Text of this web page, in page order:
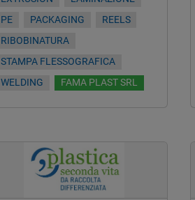
PE
PACKAGING
REELS
RIBOBINATURA
STAMPA FLESSOGRAFICA
WELDING
FAMA PLAST SRL